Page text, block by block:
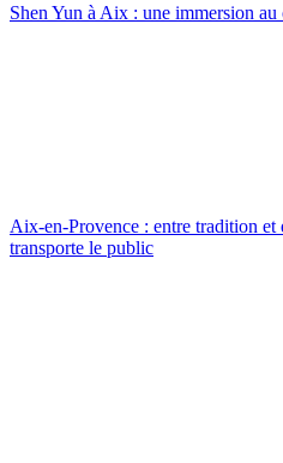
Shen Yun à Aix : une immersion
Aix-en-Provence : entre tradition et
transporte le public